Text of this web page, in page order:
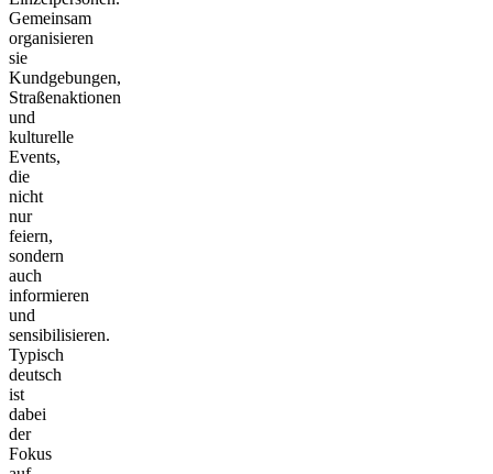
Gemeinsam
organisieren
sie
Kundgebungen,
Straßenaktionen
und
kulturelle
Events,
die
nicht
nur
feiern,
sondern
auch
informieren
und
sensibilisieren.
Typisch
deutsch
ist
dabei
der
Fokus